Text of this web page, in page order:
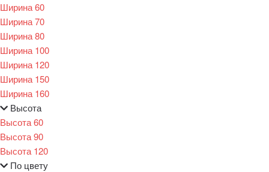
Ширина 60
Ширина 70
Ширина 80
Ширина 100
Ширина 120
Ширина 150
Ширина 160
Высота
Высота 60
Высота 90
Высота 120
По цвету